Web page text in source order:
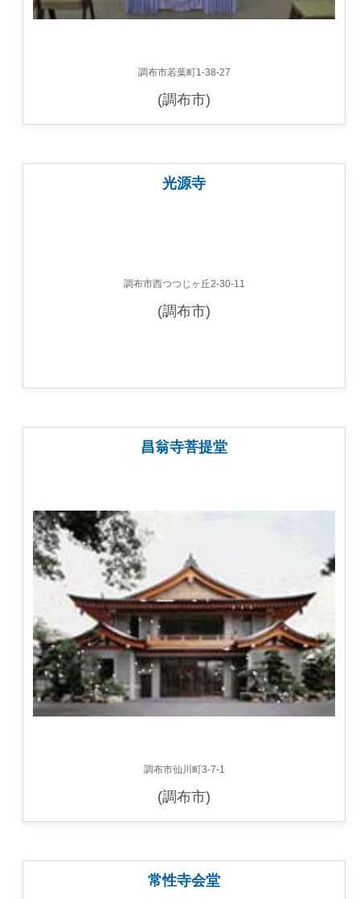
調布市若葉町1-38-27
(調布市)
光源寺
調布市西つつじヶ丘2-30-11
(調布市)
昌翁寺菩提堂
調布市仙川町3-7-1
(調布市)
常性寺会堂